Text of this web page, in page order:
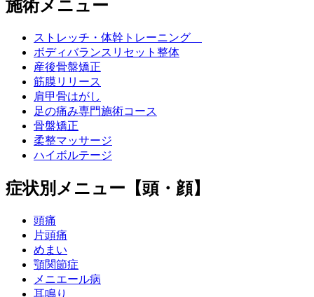
施術メニュー
ストレッチ・体幹トレーニング
ボディバランスリセット整体
産後骨盤矯正
筋膜リリース
肩甲骨はがし
足の痛み専門施術コース
骨盤矯正
柔整マッサージ
ハイボルテージ
症状別メニュー【頭・顔】
頭痛
片頭痛
めまい
顎関節症
メニエール病
耳鳴り